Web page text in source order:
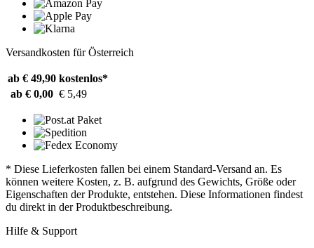
Versandkosten für Österreich
ab € 49,90 kostenlos*
ab € 0,00 € 5,49
* Diese Lieferkosten fallen bei einem Standard-Versand an. Es
können weitere Kosten, z. B. aufgrund des Gewichts, Größe oder
Eigenschaften der Produkte, entstehen. Diese Informationen findest
du direkt in der Produktbeschreibung.
Hilfe & Support